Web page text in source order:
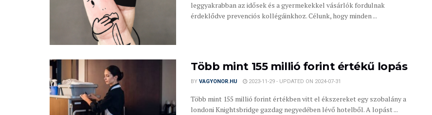
leggyakrabban az idősek és a gyermekekkel vásárlók fordulnak
érdeklődve prevenciós kollégáinkhoz. Célunk, hogy minden ...
Több mint 155 millió forint értékű lopás
BY VAGYONOR.HU 2023-11-29 - UPDATED ON 2024-07-31
Több mint 155 millió forint értékben vitt el ékszereket egy szobalány a
londoni Knightsbridge gazdag negyedében lévő hotelből. A lopást ...